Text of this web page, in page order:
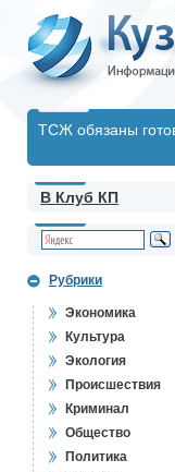
ТСЖ обязаны
В Клуб КП
Рубрики
Экономика
Культура
Экология
Происшествия
Криминал
Общество
Политика